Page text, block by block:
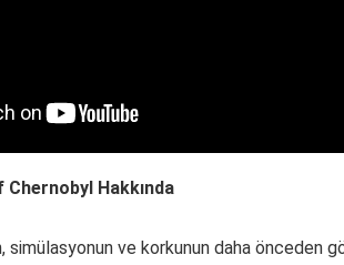
Chernobyl Hakkında
simülasyonun ve korkunun daha önceden